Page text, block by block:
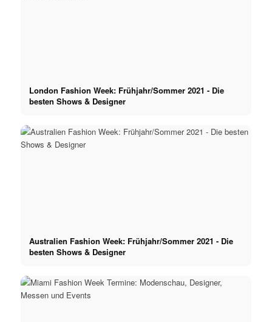
London Fashion Week: Frühjahr/Sommer 2021 - Die
besten Shows & Designer
Australien Fashion Week: Frühjahr/Sommer 2021 - Die
besten Shows & Designer